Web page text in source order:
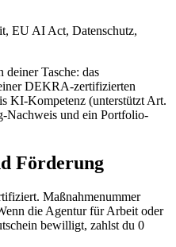
EU AI Act, Datenschutz,
Tasche: das
DEKRA-zertifizierten
KI-Kompetenz (unterstützt Art.
Nachweis und ein Portfolio-
Förderung
Maßnahmenummer
die Agentur für Arbeit oder
bewilligt, zahlst du 0